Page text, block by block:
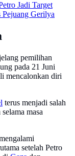
Jadi Target
Pejuang Gerilya
pemilihan
pada 21 Juni
mencalonkan diri
terus menjadi salah
masa
setelah Petro